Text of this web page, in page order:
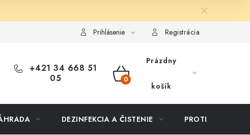
Spôsob dopravy a platby Vernostný program Moja objednávka
Prihlásenie Registrácia
+421 34 668 51
05
NÁKUPNÝ
Prázdny
košík
DEZINFEKCIA A ČISTENIE